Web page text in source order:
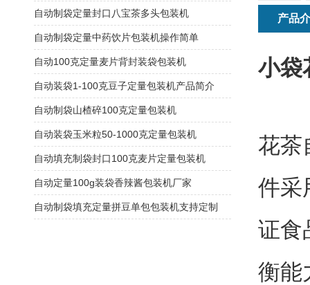
产品
小袋
花茶
件采
证食
衡能
自动制袋定量封口八宝茶多头包装机
自动制袋定量中药饮片包装机操作简单
自动100克定量麦片背封装袋包装机
自动装袋1-100克豆子定量包装机产品简介
自动制袋山楂碎100克定量包装机
自动装袋玉米粒50-1000克定量包装机
自动填充制袋封口100克麦片定量包装机
自动定量100g装袋香辣酱包装机厂家
自动制袋填充定量拼豆单包包装机支持定制